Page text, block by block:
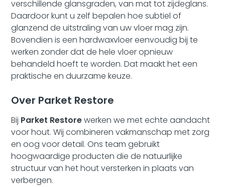
verschillende glansgraden, van mat tot zijdeglans.
Daardoor kunt u zelf bepalen hoe subtiel of
glanzend de uitstraling van uw vloer mag zijn.
Bovendien is een hardwaxvloer eenvoudig bij te
werken zonder dat de hele vloer opnieuw
behandeld hoeft te worden. Dat maakt het een
praktische en duurzame keuze.
Over Parket Restore
Bij Parket Restorewerken we met echte aandacht
voor hout. Wij combineren vakmanschap met zorg
en oog voor detail. Ons team gebruikt
hoogwaardige producten die de natuurlijke
structuur van het hout versterken in plaats van
verbergen.